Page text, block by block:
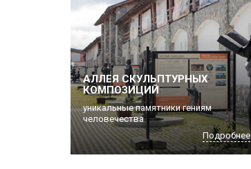
АЛЛЕЯ СКУЛЬПТУРНЫХ
КОМПОЗИЦИЙ
уникальные памятники гениям
человечества
Подробнее